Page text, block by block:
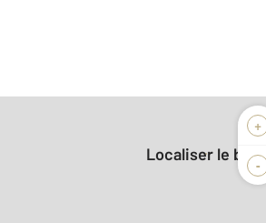
+
-
Localiser le bien